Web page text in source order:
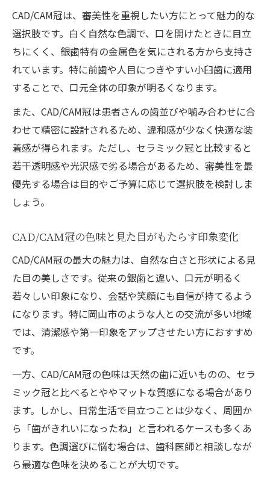
CAD/CAM冠は、審美性を重視したい方にとって魅力的な
選択肢です。白く自然な色調で、口を開けたときに目立
ちにくく、銀歯特有の金属色を気にされる方から支持さ
れています。特に前歯や人目につきやすい小臼歯に適用
することで、口元全体の印象が明るくなります。
また、CAD/CAM冠は患者さんの歯並びや噛み合わせに合
わせて精密に設計されるため、違和感が少なく快適な装
着感が得られます。ただし、セラミック冠と比較すると
若干透明感や光沢感で劣る場合があるため、審美性を最
優先する場合は目的やご予算に応じて選択肢を検討しま
しょう。
CAD/CAM冠の色味と見た目がもたらす印象変化
CAD/CAM冠の最大の魅力は、自然な白さと形状による見
た目の美しさです。従来の銀歯と違い、口元が明るく
若々しい印象になり、会話や笑顔にも自信が持てるよう
になります。特に岡山市のような人との交流が多い地域
では、清潔感や第一印象をアップさせたい方におすすめ
です。
一方、CAD/CAM冠の色味は天然の歯に近いものの、セラ
ミック冠と比べるとややマットな質感になる場合があり
ます。しかし、日常生活で目立つことは少なく、周囲か
ら「歯がきれいになったね」と言われるケースも多くあ
ります。色調選びに悩む場合は、歯科医師と相談しなが
ら最適な色味を決めることが大切です。